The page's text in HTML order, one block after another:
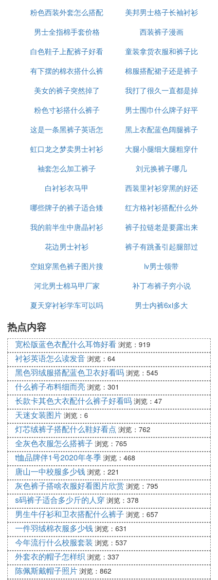
味
外套
粉色西装外套怎么搭配
裤子鞋子
美邦男士格子长袖衬衫
男士全指棉手套价格
西装裤子漫画
白色鞋子上配裤子好看
童装拿货衣服和裤子比
例是多少
有下摆的棉衣搭什么裤
子或裙子
棉服搭配裙子还是裤子
好看
美女的裤子突然掉了
我打了很久一直都是掉
裤子
粉色寸衫搭什么裤子
男士围巾什么牌子好平
价
这是一条黑裤子英语怎
么说
黑上衣配蓝色阔腿裤子
好看吗
虹口龙之梦卖男士衬衫
的店
大腿小腿细大腿粗穿什
么裤子好看
袖套怎么加工裤子
刘元换裤子哪几
白衬衫衣马甲
西装里衬衫穿黑的好还
是白的
哪些牌子的裤子适合矮
个子男生
红方格衬衫搭配什么外
套
我的前半生中唐晶衬衫
哪有卖的
裤子拉链老是要露出来
花边男士衬衫
裤子有跳蚤引起腿部过
敏
空姐穿黑色裤子图片搜
索
lv男士领带
河北男士棉马甲厂家
补丁布裤子穷小说
夏天穿衬衫学车可以吗
男士内裤6xl多大
热点内容
宽松版蓝色衣配什么耳饰好看 浏览：919
衬衫英语怎么读发音 浏览：64
黑色羽绒服搭配蓝色卫衣好看吗 浏览：545
什么裤子布料细而亮 浏览：301
长款卡其色大衣配什么裤子好看吗 浏览：47
天迷女装图片 浏览：6
灯芯绒裤子搭配什么鞋好看点 浏览：762
全灰色衣服怎么搭裤子 浏览：765
t恤品牌伴1号2020年冬季 浏览：468
唐山一中校服多少钱 浏览：221
灰色裤子搭啥衣服好看图片欣赏 浏览：795
s码裤子适合多少斤的人穿 浏览：378
男生牛仔衫和卫衣搭配什么裤子 浏览：657
一件羽绒棉衣服多少钱 浏览：631
今年流行什么校服套装 浏览：537
外套衣的帽子怎样织 浏览：337
陈佩斯戴帽子照片 浏览：862